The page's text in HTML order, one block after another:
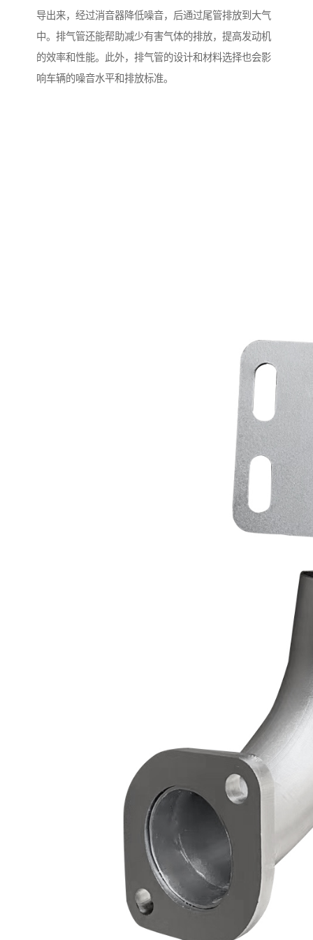
导出来，经过消音器降低噪音，后通过尾管排放到大气
中。排气管还能帮助减少有害气体的排放，提高发动机
的效率和性能。此外，排气管的设计和材料选择也会影
响车辆的噪音水平和排放标准。